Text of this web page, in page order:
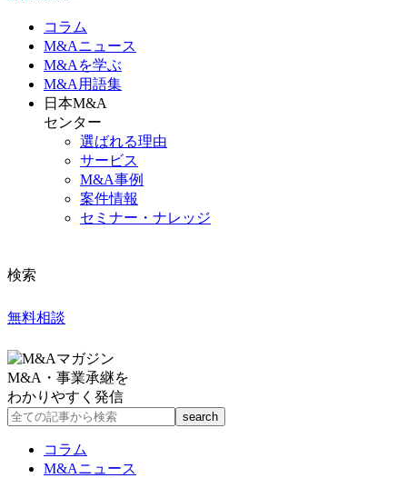
コラム
M&Aニュース
M&Aを学ぶ
M&A 用語集
日本M&A
センター
選ばれる理由
サービス
M&A事例
案件情報
セミナー・ナレッジ
検索
無料相談
M&A・事業承継を
わかりやすく発信
コラム
M&Aニュース